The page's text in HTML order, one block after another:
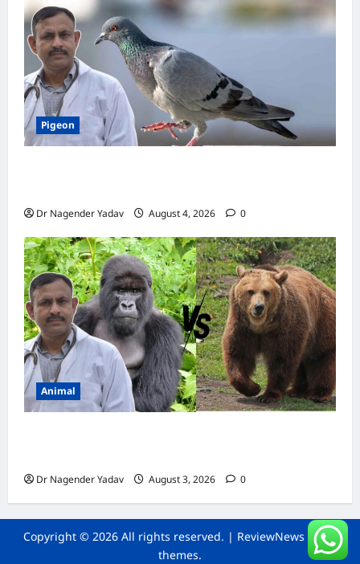
Pigeon
Dr Nagender Yadav August 4, 2026 0
Animal
Dr Nagender Yadav August 3, 2026 0
Copyright © 2026 All rights reserved. | ReviewNews by AF
themes.